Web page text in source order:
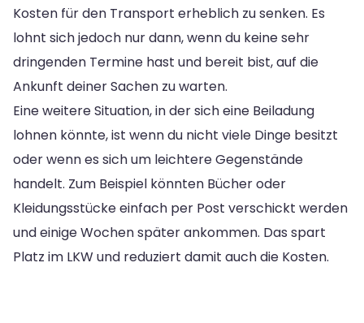
Kosten für den Transport erheblich zu senken. Es
lohnt sich jedoch nur dann, wenn du keine sehr
dringenden Termine hast und bereit bist, auf die
Ankunft deiner Sachen zu warten.
Eine weitere Situation, in der sich eine Beiladung
lohnen könnte, ist wenn du nicht viele Dinge besitzt
oder wenn es sich um leichtere Gegenstände
handelt. Zum Beispiel könnten Bücher oder
Kleidungsstücke einfach per Post verschickt werden
und einige Wochen später ankommen. Das spart
Platz im LKW und reduziert damit auch die Kosten.